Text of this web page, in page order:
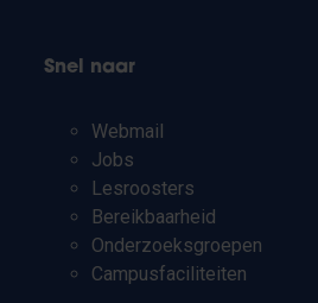
Snel naar
Webmail
Jobs
Lesroosters
Bereikbaarheid
Onderzoeksgroepen
Campusfaciliteiten